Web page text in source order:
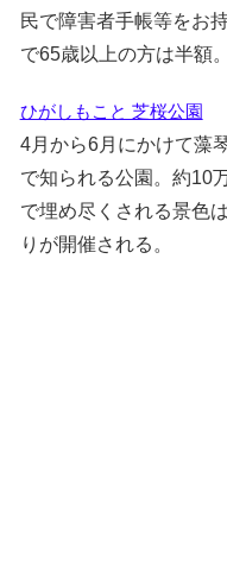
民で障害者手帳等をお
で65歳以上の方は半額。
ひがしもこと 芝桜公園
4月から6月にかけて藻
で知られる公園。約10
で埋め尽くされる景色
りが開催される。